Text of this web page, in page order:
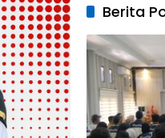
Berita